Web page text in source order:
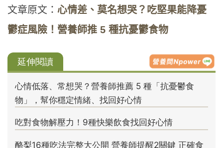
文章原文： 心情差、莫名想哭？吃堅果能降憂
鬱症風險！營養師推 5 種抗憂鬱食物